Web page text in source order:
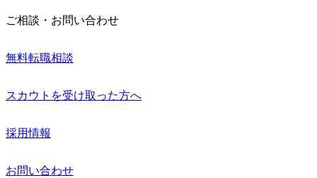
ご相談・お問い合わせ
無料転職相談
スカウトを受け取った方へ
採用情報
お問い合わせ